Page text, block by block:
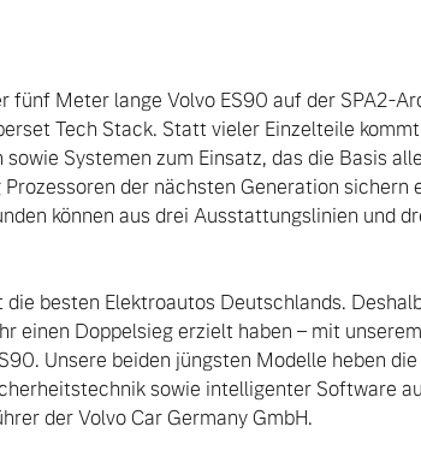
fünf Meter lange Volvo ES90 auf der SPA2-
Tech Stack. Statt vieler Einzelteile
Systemen zum Einsatz, das die Basis
der nächsten Generation sichern
können aus drei Ausstattungslinien und
die besten Elektroautos Deutschlands.
einen Doppelsieg erzielt haben – mit
Unsere beiden jüngsten Modelle heben
sowie intelligenter Software
der Volvo Car Germany GmbH.